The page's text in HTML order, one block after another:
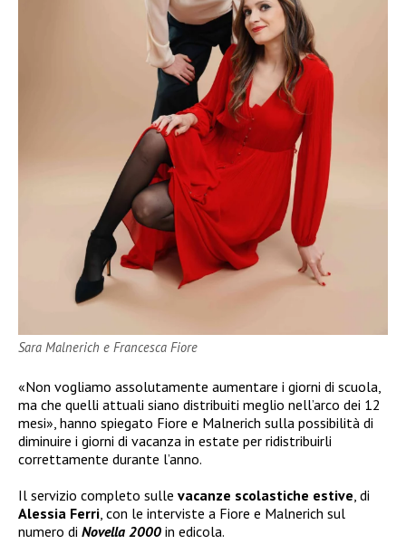
Sara Malnerich e Francesca Fiore
«Non vogliamo assolutamente aumentare i giorni di scuola,
ma che quelli attuali siano distribuiti meglio nell’arco dei 12
mesi», hanno spiegato Fiore e Malnerich sulla possibilità di
diminuire i giorni di vacanza in estate per ridistribuirli
correttamente durante l’anno.
Il servizio completo sulle vacanze scolastiche estive , di
Alessia Ferri , con le interviste a Fiore e Malnerich sul
numero di Novella 2000 in edicola.